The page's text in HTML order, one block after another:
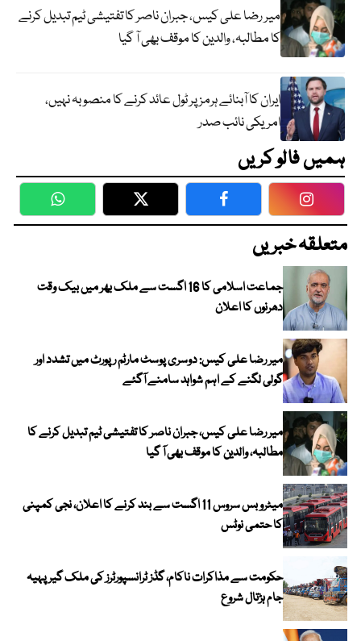
میر رضا علی کیس، جبران ناصر کا تفتیشی ٹیم تبدیل کرنے
کا مطالبہ، والدین کا موقف بھی آ گیا
ایران کا آبنائے ہرمز پر ٹول عائد کرنے کا منصوبہ نہیں،
امریکی نائب صدر
ہمیں فالو کریں
WhatsApp Twitter Facebook
متعلقہ خبریں
جماعت اسلامی کا 16 اگست سے ملک بھر میں بیک وقت
دھرنوں کا اعلان
میر رضا علی کیس: دوسری پوسٹ مارٹم رپورٹ میں تشدد اور
گولی لگنے کے اہم شواہد سامنے آگئے
میر رضا علی کیس، جبران ناصر کا تفتیشی ٹیم تبدیل کرنے کا
مطالبہ، والدین کا موقف بھی آ گیا
میٹرو بس سروس 11 اگست سے بند کرنے کا اعلان، نجی کمپنی
کا حتمی نوٹس
حکومت سے مذاکرات ناکام، گڈز ٹرانسپورٹرز کی ملک گیر پہیہ
جام ہڑتال شروع